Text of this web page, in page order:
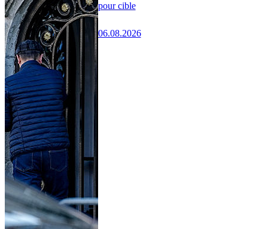
pour cible
06.08.2026